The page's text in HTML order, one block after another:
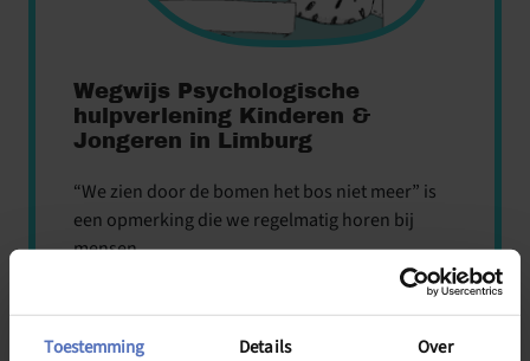
Toestemming Details Over
Wegwijs Psychologische
hulpverlening Kinderen &
Jongeren in Limburg
“We zien door de bomen het bos niet meer” is
een opmerking die we regelmatig horen bij
mensen...
Lees meer